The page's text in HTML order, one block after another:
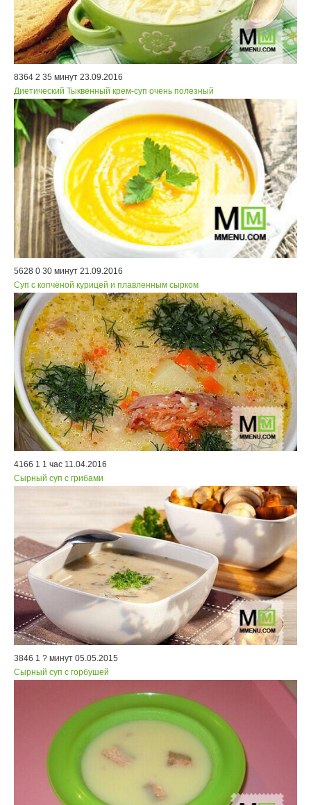
8364 2 35 минут 23.09.2016
Диетический Тыквенный крем-суп очень полезный
5628 0 30 минут 21.09.2016
Суп с копчёной курицей и плавленным сырком
4166 1 1 час 11.04.2016
Сырный суп с грибами
3846 1 ? минут 05.05.2015
Сырный суп с горбушей